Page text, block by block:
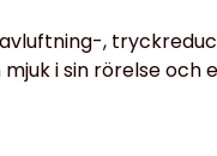
,
i sin rörelse och